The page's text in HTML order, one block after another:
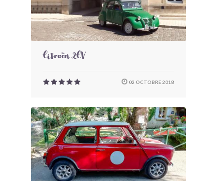
Citroën 2CV
02 OCTOBRE 2018